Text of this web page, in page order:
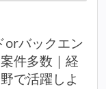
orバックエン
件多数｜経
で活躍しよ